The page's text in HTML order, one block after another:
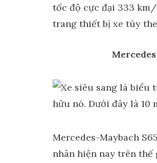
tốc độ cực đại 333
trang thiết bị xe tùy
Mercedes-Maybach
nhân hiện nay trên thế